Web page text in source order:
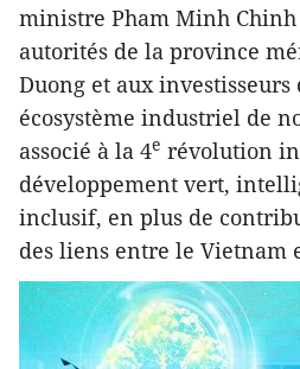
ministre Pham Minh Chinh
autorités de la province
Duong et aux
écosystème industriel de
associé à la 4e révolution
développement vert,
inclusif, en plus de
des liens entre le Vietnam